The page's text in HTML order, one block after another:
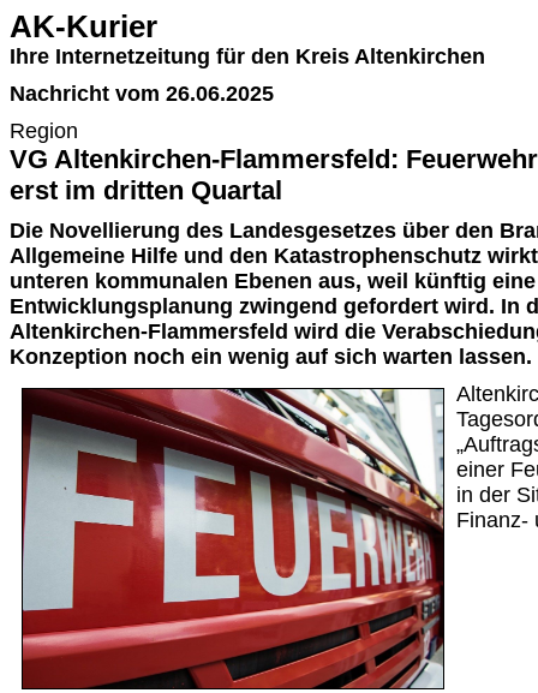
AK-Kurier
Ihre Internetzeitung für den Kreis Altenkirchen
Nachricht vom 26.06.2025
Region
VG Altenkirchen-Flammersfeld:
erst im dritten Quartal
Die Novellierung des Landesgesetzes über den
Allgemeine Hilfe und den Katastrophenschutz
unteren kommunalen Ebenen aus, weil künftig
Entwicklungsplanung zwingend gefordert wird. In
Altenkirchen-Flammersfeld wird die
Konzeption noch ein wenig auf sich warten lassen.
einer
in der
Finanz-